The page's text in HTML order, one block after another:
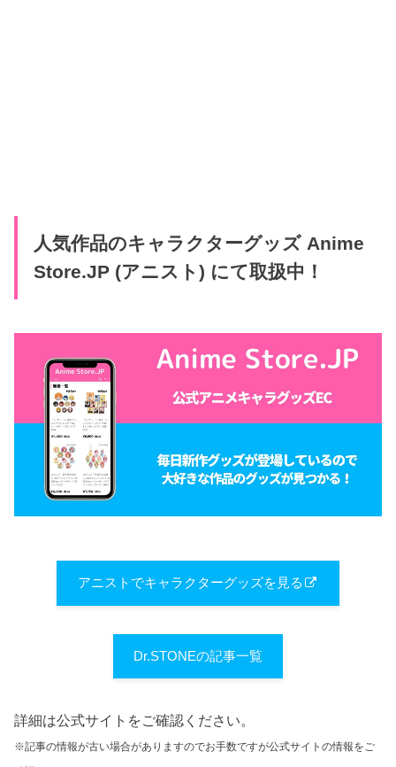
人気作品のキャラクターグッズ Anime
Store.JP (アニスト) にて取扱中！
アニストでキャラクターグッズを見る
Dr.STONEの記事一覧
詳細は公式サイトをご確認ください。
※記事の情報が古い場合がありますのでお手数ですが公式サイトの情報をご